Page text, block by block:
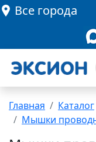
Все города
Главная Каталог
Мышки